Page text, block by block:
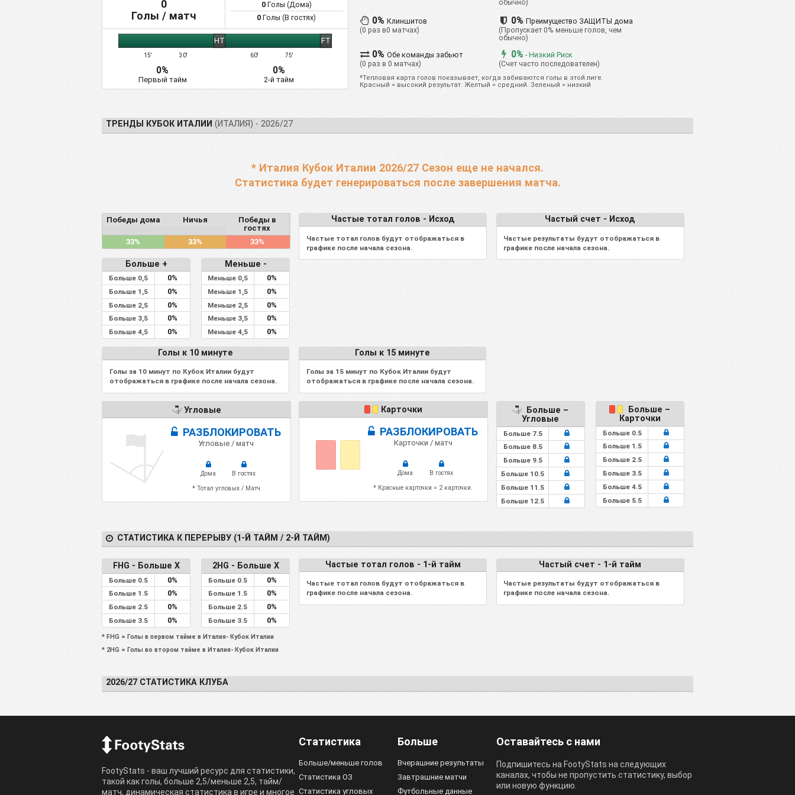
Union Brescia 0 0 0 0 0
30
Венеция 0 0 0 0 0 0 0% 0%
Виченца 0 0 0 0 0
0 0% 0%
0
Голы / матч
0Голы (Дома)
0 Голы (В гостях)
15' 30'
HT
60' 75'
FT
0%
Первый тайм
0%
2-й тайм
обычно)
0%Клиншитов
(0 раз в0 матчах)
0%Преимущество ЗАЩИТЫ дома
(Пропускает 0% меньше голов, чем
обычно)
0%Обе команды забьют
(0 раз в 0 матчах)
0% - Низкий Риск
(Счет часто последователен)
*Тепловая карта голов показывает, когда забиваются голы в этой лиге.
Красный = высокий результат. Желтый = средний. Зеленый = низкий
ТРЕНДЫ КУБОК ИТАЛИИ (ИТАЛИЯ) - 2026/27
* Италия Кубок Италии 2026/27 Сезон еще не начался.
Статистика будет генерироваться после завершения матча.
Победы дома Ничья
Победы в
гостях
33%
33% 33%
Больше +
Больше 0,5 0%
Больше 1,5 0%
Больше 2,5 0%
Больше 3,5 0%
Больше 4,5 0%
Меньше -
Меньше 0,5 0%
Меньше 1,5 0%
Меньше 2,5 0%
Меньше 3,5 0%
Меньше 4,5 0%
Частые тотал голов - Исход
Частые тотал голов будут отображаться в
графике после начала сезона.
Частый счет - Исход
Частые результаты будут отображаться в
графике после начала сезона.
Голы к 10 минуте
Голы за 10 минут по Кубок Италии будут
отображаться в графике после начала сезона.
Голы к 15 минуте
Голы за 15 минут по Кубок Италии будут
отображаться в графике после начала сезона.
Угловые
РАЗБЛОКИРОВАТЬ
Угловые / матч
Дома
В гостях
* Тотал угловых / Матч
Карточки
РАЗБЛОКИРОВАТЬ
Карточки / матч
Дома
В гостях
* Красные карточки = 2 карточки.
Больше –
Угловые
Больше 7.5
Больше 8.5
Больше 9.5
Больше 10.5
Больше 11.5
Больше 12.5
Больше –
Карточки
Больше 0.5
Больше 1.5
Больше 2.5
Больше 3.5
Больше 4.5
Больше 5.5
СТАТИСТИКА К ПЕРЕРЫВУ (1-Й ТАЙМ / 2-Й ТАЙМ)
FHG - Больше X
Больше 0.5 0%
Больше 1.5 0%
Больше 2.5 0%
Больше 3.5 0%
2HG - Больше X
Больше 0.5 0%
Больше 1.5 0%
Больше 2.5 0%
Больше 3.5 0%
* FHG = Голы в первом тайме в Италия- Кубок Италии
* 2HG = Голы во втором тайме в Италия- Кубок Италии
Частые тотал голов - 1-й тайм
Частые тотал голов будут отображаться в
графике после начала сезона.
Частый счет - 1-й тайм
Частые результаты будут отображаться в
графике после начала сезона.
2026/27 СТАТИСТИКА КЛУБА
FootyStats - ваш лучший ресурс для статистики,
такой как голы, больше 2,5/меньше 2,5, тайм/
матч, динамическая статистика в игре и многое
Статистика
Больше/меньше голов
Статистика ОЗ
Статистика угловых
Больше
Вчерашние результаты
Завтрашние матчи
Футбольные данные
Оставайтесь с нами
Подпишитесь на FootyStats на следующих
каналах, чтобы не пропустить статистику, выбор
или новую функцию.